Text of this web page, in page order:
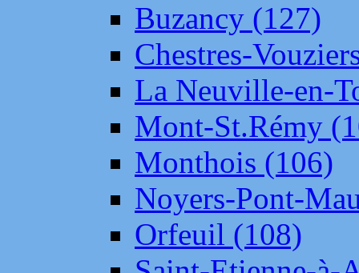
Buzancy (127)
Chestres-
La Neuville-en-
Mont-St.Rémy
Monthois (106)
Noyers-Pont-
Orfeuil (108)